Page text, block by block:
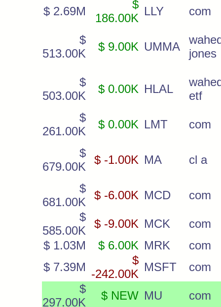
$ 2.69M
$
186.00K
LLY com
$
513.00K
$ 9.00K UMMA
jones
$
503.00K
$ 0.00K HLAL
etf
$
261.00K
$ 0.00K LMT com
$
679.00K
$ -1.00K MA cl a
$
681.00K
$ -6.00K MCD
com
$
585.00K
$ -9.00K MCK
com
$ 1.03M
$ 6.00K MRK
com
$ 7.39M
$
-242.00K
MSFT
com
$
297.00K
$ NEW MU com